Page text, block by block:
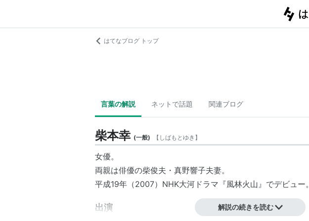
はてなブログ トップ
言葉の解説 ネットで話題 関連ブログ
柴本幸 (一般) 【 しばもとゆき 】
女優。
両親は俳優の柴俊夫・真野響子夫妻。
平成19年（2007）NHK大河ドラマ『風林火山』でデビュー。
出演 解説の続きを読む